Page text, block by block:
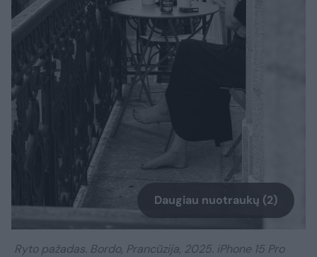
Daugiau nuotraukų (2)
Ryto pažadas. Bordo, Prancūzija, 2025. iPhone 15 Pro